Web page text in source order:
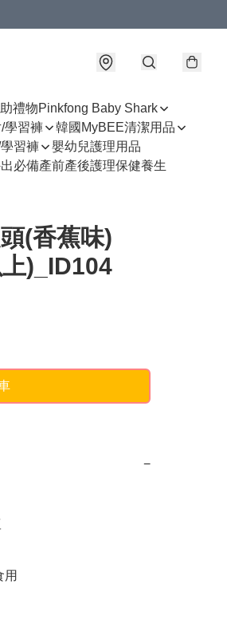
禮物Pinkfong Baby Shark
學習褲
韓國MyBEE清潔用品
習褲
嬰幼兒護理用品
必備產前產後護理保健養生
(香蕉味)
)_ID104
−
用